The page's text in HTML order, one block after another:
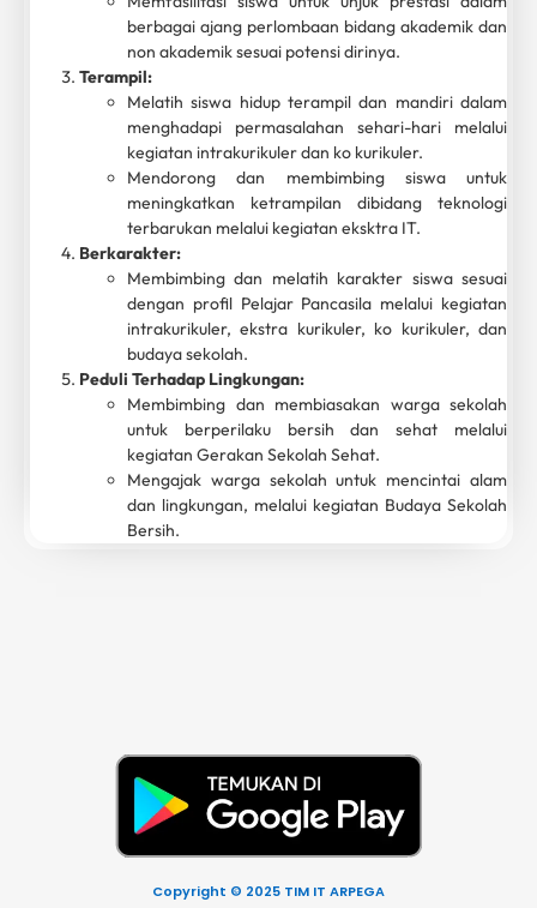
berbagai ajang perlombaan bidang akademik dan
non akademik sesuai potensi dirinya.
Terampil:
Melatih siswa hidup terampil dan mandiri dalam
menghadapi permasalahan sehari-hari melalui
kegiatan intrakurikuler dan ko kurikuler.
Mendorong dan membimbing siswa untuk
meningkatkan ketrampilan dibidang teknologi
terbarukan melalui kegiatan eksktra IT.
Berkarakter:
Membimbing dan melatih karakter siswa sesuai
dengan profil Pelajar Pancasila melalui kegiatan
intrakurikuler, ekstra kurikuler, ko kurikuler, dan
budaya sekolah.
Peduli Terhadap Lingkungan:
Membimbing dan membiasakan warga sekolah
untuk berperilaku bersih dan sehat melalui
kegiatan Gerakan Sekolah Sehat.
Mengajak warga sekolah untuk mencintai alam
dan lingkungan, melalui kegiatan Budaya Sekolah
Bersih.
Copyright © 2025 TIM IT ARPEGA